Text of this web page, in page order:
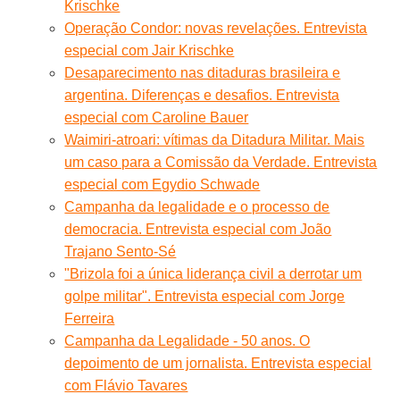
Krischke
Operação Condor: novas revelações. Entrevista
especial com Jair Krischke
Desaparecimento nas ditaduras brasileira e
argentina. Diferenças e desafios. Entrevista
especial com Caroline Bauer
Waimiri-atroari: vítimas da Ditadura Militar. Mais
um caso para a Comissão da Verdade. Entrevista
especial com Egydio Schwade
Campanha da legalidade e o processo de
democracia. Entrevista especial com João
Trajano Sento-Sé
"Brizola foi a única liderança civil a derrotar um
golpe militar". Entrevista especial com Jorge
Ferreira
Campanha da Legalidade - 50 anos. O
depoimento de um jornalista. Entrevista especial
com Flávio Tavares